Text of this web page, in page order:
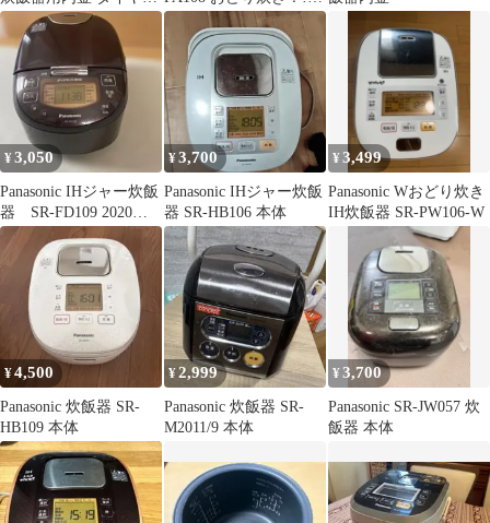
ンド竈釜
訳あり大特価✴︎
¥3,050
Panasonic IHジャー炊飯
器 SR-FD109 2020年
製
¥3,700
Panasonic IHジャー炊飯
器 SR-HB106 本体
¥3,499
Panasonic Wおどり炊き
IH炊飯器 SR-PW106-W
¥4,500
Panasonic 炊飯器 SR-
HB109 本体
¥2,999
Panasonic 炊飯器 SR-
M2011/9 本体
¥3,700
Panasonic SR-JW057 炊
飯器 本体